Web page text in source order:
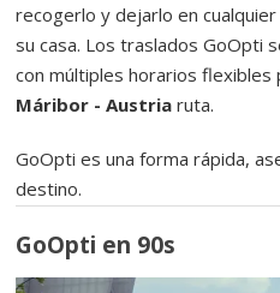
recogerlo y dejarlo en
su casa. Los traslados GoOpti
con múltiples horarios flexibles
Máribor - Austria ruta.
GoOpti es una forma rápida,
destino.
GoOpti en 90s